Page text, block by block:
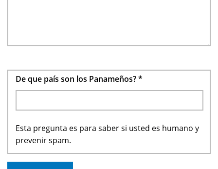
De que país son los Panameños?*
Esta pregunta es para saber si usted es humano y
prevenir spam.